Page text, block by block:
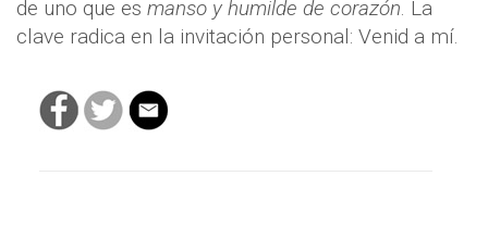
de uno que es manso y humilde de corazón. La
clave radica en la invitación personal: Venid a mí.